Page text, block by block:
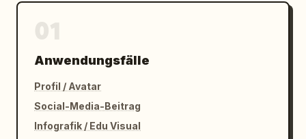
Anwendungsfälle
Profil / Avatar
Social-Media-Beitrag
Infografik / Edu Visual